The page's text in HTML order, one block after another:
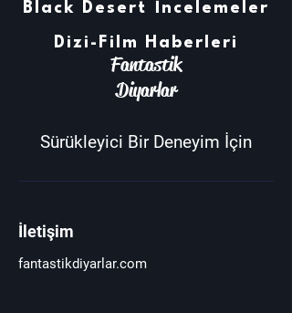
Black Desert İncelemeler
Dizi-Film Haberleri
Fantastik
Diyarlar
Sürükleyici Bir Deneyim İçin
İletişim
fantastikdiyarlar.com